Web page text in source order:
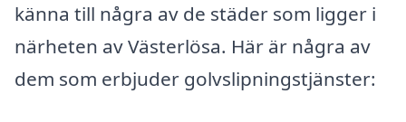
känna till några av de städer som ligger i
närheten av Västerlösa. Här är några av
dem som erbjuder golvslipningstjänster: